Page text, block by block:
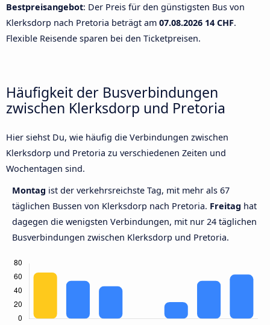
Bestpreisangebot: Der Preis für den günstigsten Bus von
Klerksdorp nach Pretoria beträgt am 07.08.2026 14 CHF.
Flexible Reisende sparen bei den Ticketpreisen.
Häufigkeit der Busverbindungen
zwischen Klerksdorp und Pretoria
Hier siehst Du, wie häufig die Verbindungen zwischen
Klerksdorp und Pretoria zu verschiedenen Zeiten und
Wochentagen sind.
Montag ist der verkehrsreichste Tag, mit mehr als 67
täglichen Bussen von Klerksdorp nach Pretoria. Freitag hat
dagegen die wenigsten Verbindungen, mit nur 24 täglichen
Busverbindungen zwischen Klerksdorp und Pretoria.